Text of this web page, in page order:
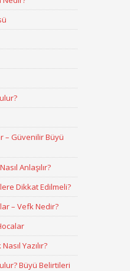
– Güvenilir Büyü
Anlaşılır?
Dikkat Edilmeli?
– Vefk Nedir?
Yazılır?
Büyü Belirtileri